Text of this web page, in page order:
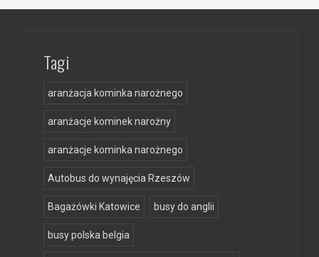
Tagi
aranżacja kominka narożnego
aranżacje kominek narożny
aranżacje kominka narożnego
Autobus do wynajęcia Rzeszów
Bagażówki Katowice busy do anglii
busy polska belgia